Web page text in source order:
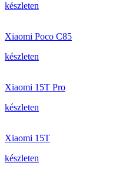
készleten
Xiaomi Poco C85
készleten
Xiaomi 15T Pro
készleten
Xiaomi 15T
készleten